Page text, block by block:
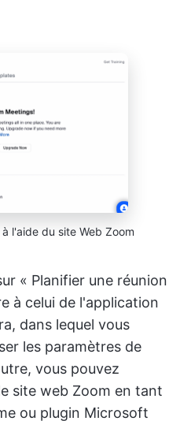
l'aide du site Web Zoom
« Planifier une réunion
à celui de l'application
dans lequel vous
les paramètres de
vous pouvez
site web Zoom en tant
ou plugin Microsoft